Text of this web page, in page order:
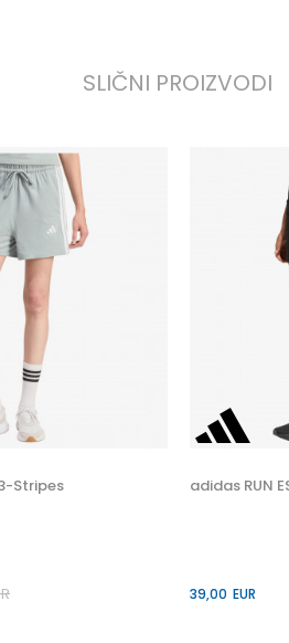
SLIČNI PROIZVODI
Stripes adidas RUN
39,00 EUR